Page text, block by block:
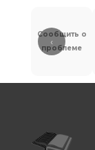
‹
Сообщить о
проблеме